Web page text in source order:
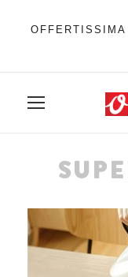
OFFERTISSIMA